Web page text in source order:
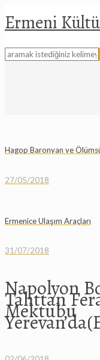
Ermeni
Hagop Baronyan ve
27/05/2018
Ermenice Ulaşım Araçları
31/07/2018
Napolyon
Tahttan
Mektubu